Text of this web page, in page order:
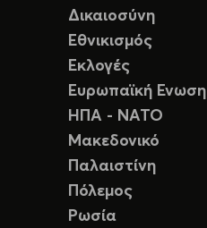
Δικαιοσύνη
Εθνικισμός
Εκλογές
Ευρωπαϊκή Ενωση
ΗΠΑ - ΝΑΤΟ
Μακεδονικό
Παλαιστίνη
Πόλεμος
Ρωσία